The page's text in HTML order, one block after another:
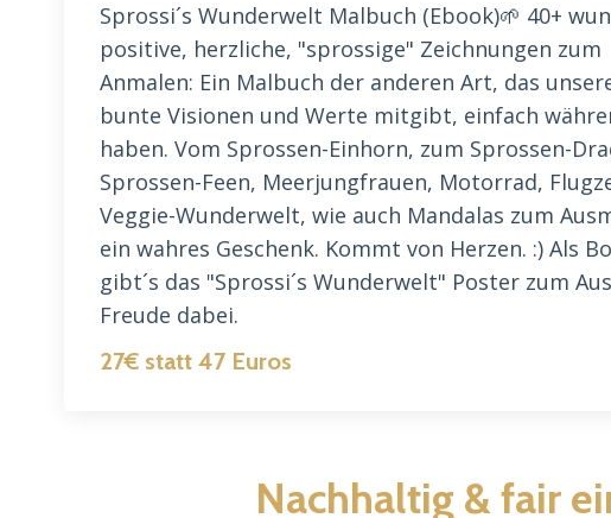
Sprossi´s Wunderwelt Malbuch (Ebook)🌱 40+
positive, herzliche, "sprossige" Zeichnungen zum
Anmalen: Ein Malbuch der anderen Art, das
bunte Visionen und Werte mitgibt, einfach
haben. Vom Sprossen-Einhorn, zum Sprossen-
Sprossen-Feen, Meerjungfrauen, Motorrad,
Veggie-Wunderwelt, wie auch Mandalas zum
ein wahres Geschenk. Kommt von Herzen. :) Als
gibt´s das "Sprossi´s Wunderwelt" Poster zum
Freude dabei.
27€ statt 47 Euros
Nachhaltig & fair